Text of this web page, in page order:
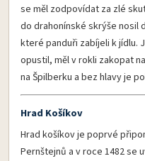
se měl zodpovídat za zlé
do drahonínské skrýše nosil
které panduři zabíjeli k jídlu.
opustil, měl v rokli zakopat
na Špilberku a bez hlavy je
Hrad Košíkov
Hrad košíkov je poprvé
Pernštejnů a v roce 1482 se